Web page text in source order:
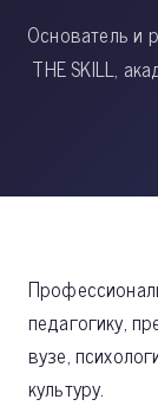
Основатель и
THE SKILL,
педагогику,
вузе,
культуру.